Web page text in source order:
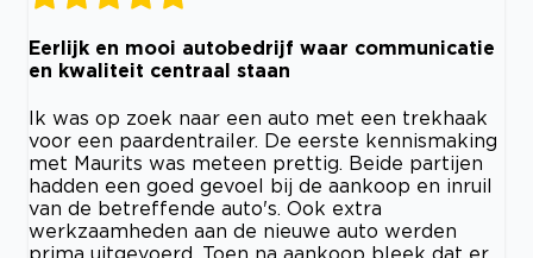
Eerlijk en mooi autobedrijf waar communicatie
en kwaliteit centraal staan
Ik was op zoek naar een auto met een trekhaak
voor een paardentrailer. De eerste kennismaking
met Maurits was meteen prettig. Beide partijen
hadden een goed gevoel bij de aankoop en inruil
van de betreffende auto's. Ook extra
werkzaamheden aan de nieuwe auto werden
prima uitgevoerd. Toen na aankoop bleek dat er